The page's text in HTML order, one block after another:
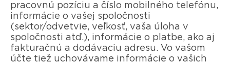
pracovnú pozíciu a číslo mobilného telefónu,
informácie o vašej spoločnosti
(sektor/odvetvie, veľkosť, vaša úloha v
spoločnosti atď.), informácie o platbe, ako aj
fakturačnú a dodávaciu adresu. Vo vašom
účte tiež uchovávame informácie o vašich